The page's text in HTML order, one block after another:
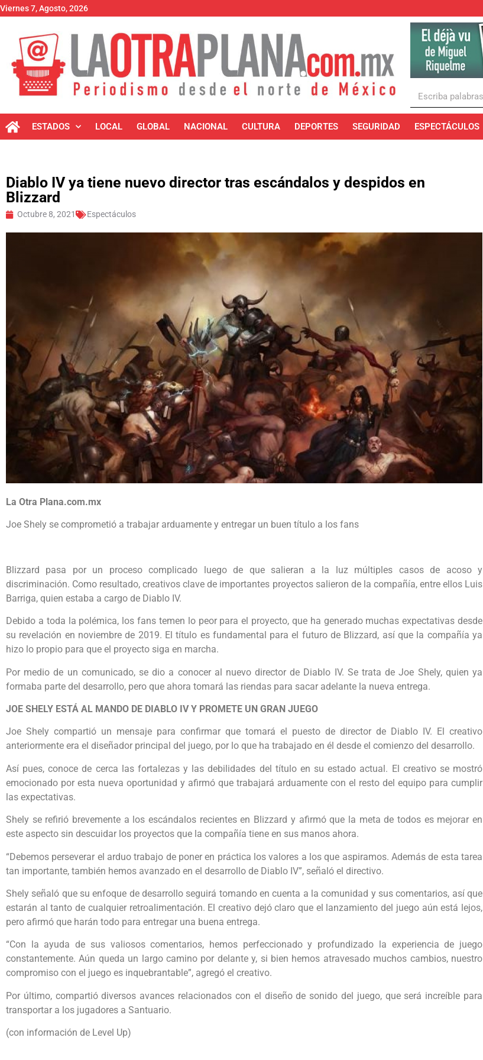
Viernes 7, Agosto, 2026
ESTADOS LOCAL GLOBAL NACIONAL CULTURA DEPORTES SEGURIDAD ESPECTÁCULOS
Diablo IV ya tiene nuevo director tras escándalos y despidos en
Blizzard
Octubre 8, 2021 Espectáculos
La Otra Plana.com.mx
Joe Shely se comprometió a trabajar arduamente y entregar un buen título a los fans
Blizzard pasa por un proceso complicado luego de que salieran a la luz múltiples casos de acoso y
discriminación. Como resultado, creativos clave de importantes proyectos salieron de la compañía, entre ellos Luis
Barriga, quien estaba a cargo de Diablo IV.
Debido a toda la polémica, los fans temen lo peor para el proyecto, que ha generado muchas expectativas desde
su revelación en noviembre de 2019. El título es fundamental para el futuro de Blizzard, así que la compañía ya
hizo lo propio para que el proyecto siga en marcha.
Por medio de un comunicado, se dio a conocer al nuevo director de Diablo IV. Se trata de Joe Shely, quien ya
formaba parte del desarrollo, pero que ahora tomará las riendas para sacar adelante la nueva entrega.
JOE SHELY ESTÁ AL MANDO DE DIABLO IV Y PROMETE UN GRAN JUEGO
Joe Shely compartió un mensaje para confirmar que tomará el puesto de director de Diablo IV. El creativo
anteriormente era el diseñador principal del juego, por lo que ha trabajado en él desde el comienzo del desarrollo.
Así pues, conoce de cerca las fortalezas y las debilidades del título en su estado actual. El creativo se mostró
emocionado por esta nueva oportunidad y afirmó que trabajará arduamente con el resto del equipo para cumplir
las expectativas.
Shely se refirió brevemente a los escándalos recientes en Blizzard y afirmó que la meta de todos es mejorar en
este aspecto sin descuidar los proyectos que la compañía tiene en sus manos ahora.
“Debemos perseverar el arduo trabajo de poner en práctica los valores a los que aspiramos. Además de esta tarea
tan importante, también hemos avanzado en el desarrollo de Diablo IV”, señaló el directivo.
Shely señaló que su enfoque de desarrollo seguirá tomando en cuenta a la comunidad y sus comentarios, así que
estarán al tanto de cualquier retroalimentación. El creativo dejó claro que el lanzamiento del juego aún está lejos,
pero afirmó que harán todo para entregar una buena entrega.
“Con la ayuda de sus valiosos comentarios, hemos perfeccionado y profundizado la experiencia de juego
constantemente. Aún queda un largo camino por delante y, si bien hemos atravesado muchos cambios, nuestro
compromiso con el juego es inquebrantable”, agregó el creativo.
Por último, compartió diversos avances relacionados con el diseño de sonido del juego, que será increíble para
transportar a los jugadores a Santuario.
(con información de Level Up)